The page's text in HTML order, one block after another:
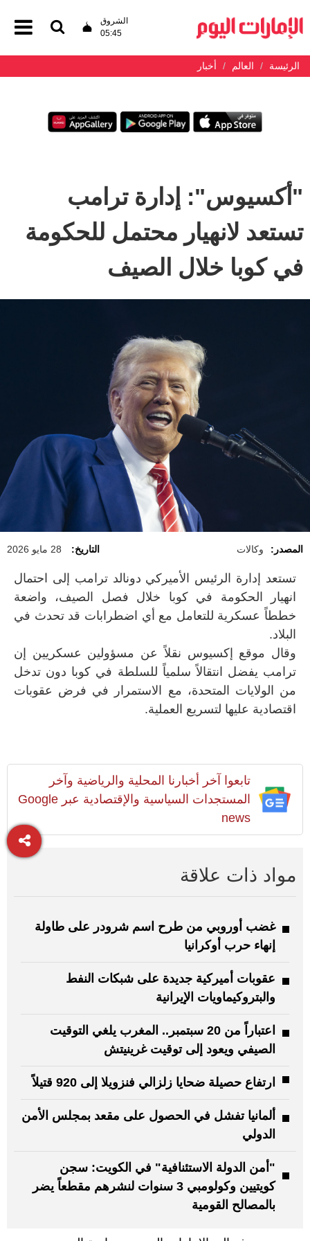
الشروق
05:45
الرئيسة العالم أخبار
"أكسيوس": إدارة ترامب
تستعد لانهيار محتمل للحكومة
في كوبا خلال الصيف
المصدر: وكالات التاريخ: 28 مايو 2026
تستعد إدارة الرئيس الأميركي دونالد ترامب إلى احتمال
انهيار الحكومة في كوبا خلال فصل الصيف، واضعة
خططاً عسكرية للتعامل مع أي اضطرابات قد تحدث في
البلاد.
وقال موقع إكسيوس نقلاً عن مسؤولين عسكريين إن
ترامب يفضل انتقالاً سلمياً للسلطة في كوبا دون تدخل
من الولايات المتحدة، مع الاستمرار في فرض عقوبات
اقتصادية عليها لتسريع العملية.
تابعوا آخر أخبارنا المحلية والرياضية وآخر
المستجدات السياسية والإقتصادية عبر Google
news
مواد ذات علاقة
غضب أوروبي من طرح اسم شرودر على طاولة
إنهاء حرب أوكرانيا
عقوبات أميركية جديدة على شبكات النفط
والبتروكيماويات الإيرانية
اعتباراً من 20 سبتمبر.. المغرب يلغي التوقيت
الصيفي ويعود إلى توقيت غرينيتش
ارتفاع حصيلة ضحايا زلزالي فنزويلا إلى 920 قتيلاً
ألمانيا تفشل في الحصول على مقعد بمجلس الأمن
الدولي
"أمن الدولة الاستئنافية" في الكويت: سجن
كويتيين وكولومبي 3 سنوات لنشرهم مقطعاً يضر
بالمصالح القومية